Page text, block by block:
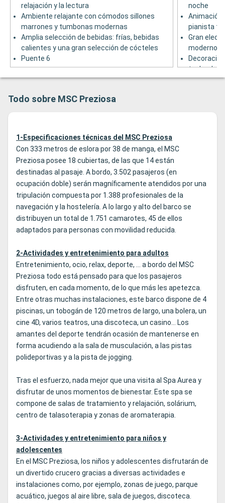
relajación y la lectura
Ambiente relajante con cómodos sillones
marrones y tumbonas modernas
Amplia selección de bebidas: frías, bebidas
calientes y una gran selección de cócteles
Puente 6
noche
Animación
pianista
Gran
modernos,
techo
cristales
Todo sobre MSC Preziosa
1-Especificaciones técnicas del MSC Preziosa
Con 333 metros de eslora por 38 de manga, el MSC
Preziosa posee 18 cubiertas, de las que 14 están
destinadas al pasaje. A bordo, 3.502 pasajeros (en
ocupación doble) serán magníficamente atendidos por una
tripulación compuesta por 1.388 profesionales de la
navegación y la hostelería. A lo largo y alto del barco se
distribuyen un total de 1.751 camarotes, 45 de ellos
adaptados para personas con movilidad reducida.
2-Actividades y entretenimiento para adultos
Entretenimiento, ocio, relax, deporte, … a bordo del MSC
Preziosa todo está pensado para que los pasajeros
disfruten, en cada momento, de lo que más les apetezca.
Entre otras muchas instalaciones, este barco dispone de 4
piscinas, un tobogán de 120 metros de largo, una bolera, un
cine 4D, varios teatros, una discoteca, un casino... Los
amantes del deporte tendrán ocasión de mantenerse en
forma acudiendo a la sala de musculación, a las pistas
polideportivas y a la pista de jogging.
Tras el esfuerzo, nada mejor que una visita al Spa Aurea y
disfrutar de unos momentos de bienestar. Este spa se
compone de salas de tratamiento y relajación, solárium,
centro de talasoterapia y zonas de aromaterapia.
3-Actividades y entretenimiento para niños y
adolescentes
En el MSC Preziosa, los niños y adolescentes disfrutarán de
un divertido crucero gracias a diversas actividades e
instalaciones como, por ejemplo, zonas de juego, parque
acuático, juegos al aire libre, sala de juegos, discoteca.